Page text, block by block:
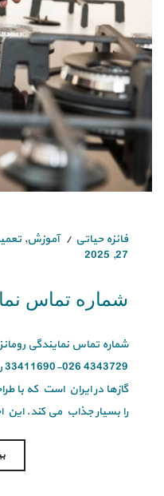
فائزه حیاتی آموزش,
27, 2025
شماره تماس
گازها در ایران است که با
را بسیار جذاب می کند.